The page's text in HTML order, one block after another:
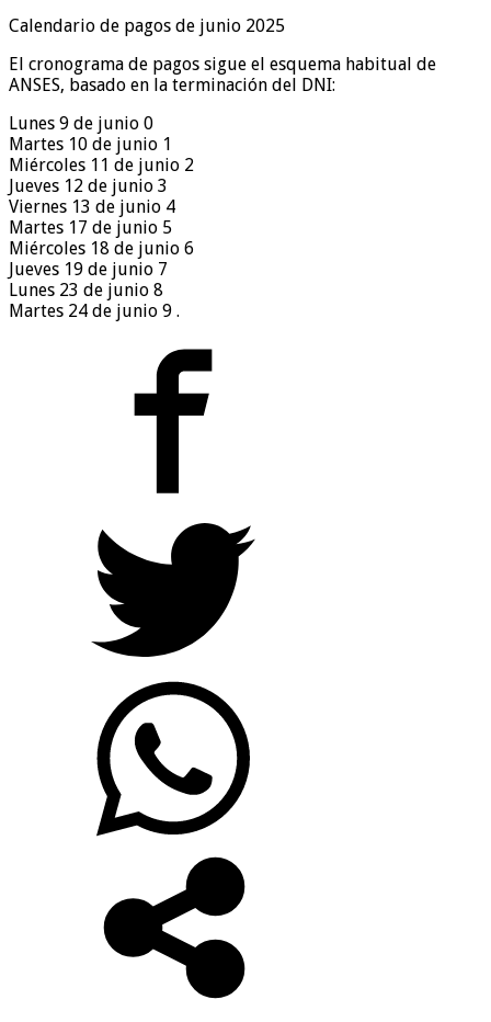
Calendario de pagos de junio 2025
El cronograma de pagos sigue el esquema habitual de
ANSES, basado en la terminación del DNI:
Lunes 9 de junio 0
Martes 10 de junio 1
Miércoles 11 de junio 2
Jueves 12 de junio 3
Viernes 13 de junio 4
Martes 17 de junio 5
Miércoles 18 de junio 6
Jueves 19 de junio 7
Lunes 23 de junio 8
Martes 24 de junio 9 .